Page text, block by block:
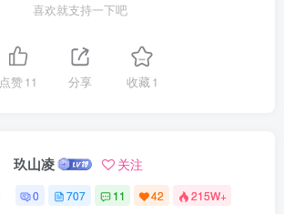
喜欢就支持一下吧
点赞11 分享 收藏1
玖山凌 关注
0 707 11 42 215W+